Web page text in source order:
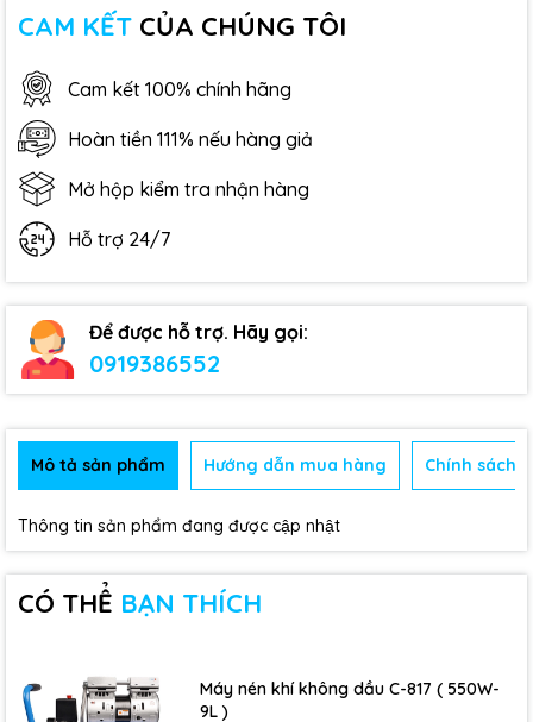
CAM KẾT CỦA CHÚNG TÔI
Cam kết 100% chính hãng
Hoàn tiền 111% nếu hàng giả
Mở hộp kiểm tra nhận hàng
Hỗ trợ 24/7
Để được hỗ trợ. Hãy gọi:
0919386552
Mô tả sản phẩm Hướng dẫn mua hàng Chính sách
Thông tin sản phẩm đang được cập nhật
CÓ THỂ BẠN THÍCH
Máy nén khí không dầu C-817 ( 550W-
9L )